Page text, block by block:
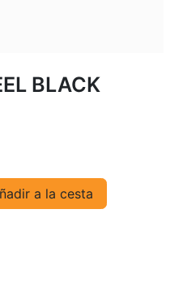
BLACK
a la cesta